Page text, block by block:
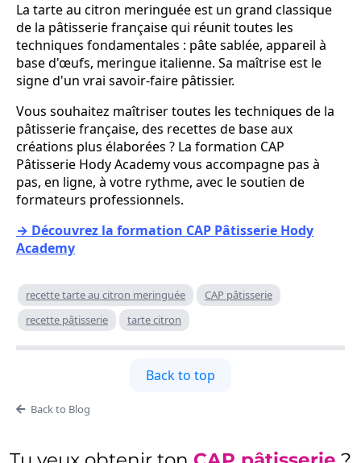
La tarte au citron meringuée est un grand classique
de la pâtisserie française qui réunit toutes les
techniques fondamentales : pâte sablée, appareil à
base d'œufs, meringue italienne. Sa maîtrise est le
signe d'un vrai savoir-faire pâtissier.
Vous souhaitez maîtriser toutes les techniques de la
pâtisserie française, des recettes de base aux
créations plus élaborées ? La formation CAP
Pâtisserie Hody Academy vous accompagne pas à
pas, en ligne, à votre rythme, avec le soutien de
formateurs professionnels.
→ Découvrez la formation CAP Pâtisserie Hody
Academy
recette tarte au citron meringuée
CAP pâtisserie
recette pâtisserie
tarte citron
Back to top
Back to Blog